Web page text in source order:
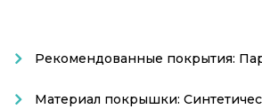
Рекомендованные покрытия:
Материал покрышки: